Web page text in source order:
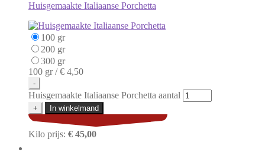
Huisgemaakte Italiaanse Porchetta
100 gr
200 gr
300 gr
100 gr /€ 4,50
-
Huisgemaakte Italiaanse Porchetta aantal
+ In winkelmand
Kilo prijs: € 45,00